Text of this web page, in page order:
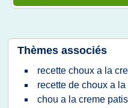
Thèmes associés
recette choux a la
recette de choux a
chou a la creme